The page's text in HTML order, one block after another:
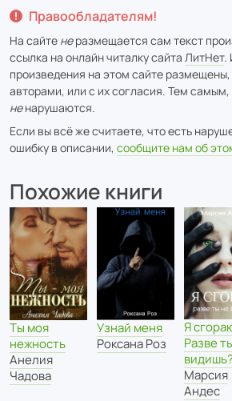
Правообладателям!
На сайте неразмещается сам текст
ссылка на онлайн читалку сайта ЛитНет.
произведения на этом сайте
авторами, или с их согласия. Тем самым,
ненарушаются.
Если вы всё же считаете, что есть
ошибку в описании, сообщите нам об
Похожие книги
Ты моя
нежность
Анелия
Чадова
Узнай меня
Роксана Роз
Я
Разве
видишь?
Марсия
Андес